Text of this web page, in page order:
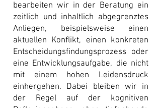
bearbeiten wir in der Beratung ein
zeitlich und inhaltlich abgegrenztes
Anliegen, beispielsweise einen
aktuellen Konflikt, einen konkreten
Entscheidungsfindungsprozess oder
eine Entwicklungsaufgabe, die nicht
mit einem hohen Leidensdruck
einhergehen. Dabei bleiben wir in
der Regel auf der kognitiven